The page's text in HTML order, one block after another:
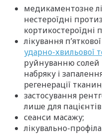
медикаментозне
нестероїдні
кортикостероїдні
лікування
ударно-хвильової
руйнуванню
набряку і
регенерації
застосування
лише для
сеанси масажу;
лікувально-